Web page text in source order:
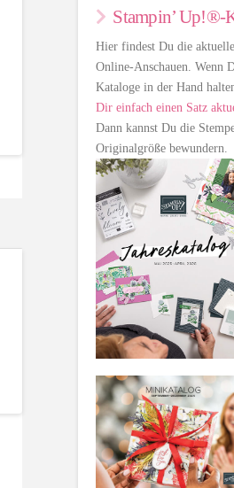
Stampin’ Up!®-
Hier findest Du die
Online-Anschauen. Wenn
Kataloge in der Hand
Dir einfach einen Satz
Dann kannst Du die
Originalgröße bewundern.